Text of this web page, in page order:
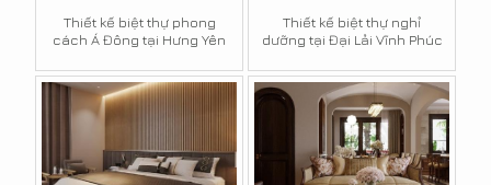
Thiết kế biệt thự phong
cách Á Đông tại Hưng Yên
Thiết kế biệt thự nghỉ
dưỡng tại Đại Lải Vĩnh Phúc